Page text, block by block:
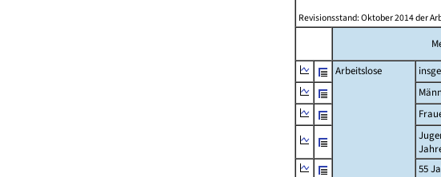
Revisionsstand: Oktober 2014 der
Arbeitslose
55